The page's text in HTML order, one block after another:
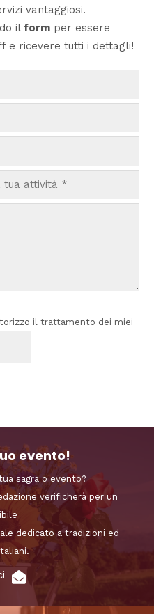
vantaggiosi.
il form per essere
e ricevere tutti i dettagli!
il trattamento dei miei
evento!
sagra o evento?
verificherà per un
dedicato a tradizioni ed